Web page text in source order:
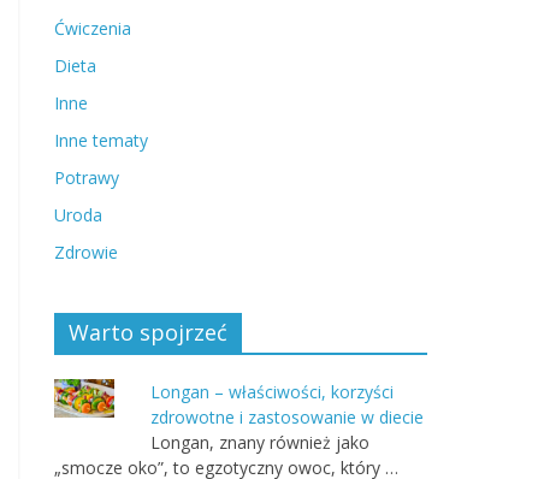
Ćwiczenia
Dieta
Inne
Inne tematy
Potrawy
Uroda
Zdrowie
Warto spojrzeć
Longan – właściwości, korzyści
zdrowotne i zastosowanie w diecie
Longan, znany również jako
„smocze oko”, to egzotyczny owoc, który …